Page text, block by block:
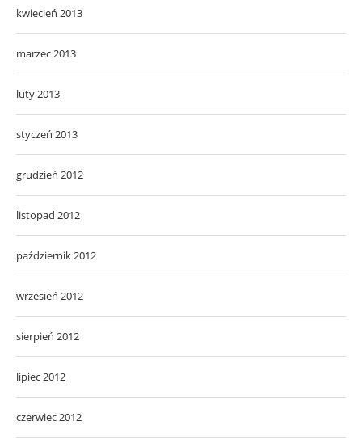
kwiecień 2013
marzec 2013
luty 2013
styczeń 2013
grudzień 2012
listopad 2012
październik 2012
wrzesień 2012
sierpień 2012
lipiec 2012
czerwiec 2012